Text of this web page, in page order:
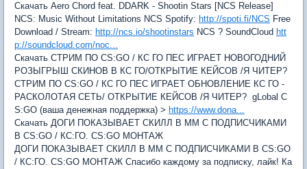
Скачать Aero Chord feat. DDARK - Shootin Stars [NCS Release]
NCS: Music Without Limitations NCS Spotify: http://spoti.fi/NCS Free
Download / Stream: http://ncs.io/shootinstars NCS ? SoundCloud htt
p://soundcloud.com/noc...
Скачать СТРИМ ПО CS:GO / КС ГО ПЕС ИГРАЕТ НОВОГОДНИЙ
РОЗЫГРЫШ СКИНОВ В КС ГО/ОТКРЫТИЕ КЕЙСОВ /Я ЧИТЕР?
СТРИМ ПО CS:GO / КС ГО ПЕС ИГРАЕТ ОБНОВЛЕНИЕ КС ГО -
РАСКОЛОТАЯ СЕТЬ/ ОТКРЫТИЕ КЕЙСОВ /Я ЧИТЕР? gLobal C
S:GO (ваша денежная поддержка) > https://www.dona...
Скачать ДОГИ ПОКАЗЫВАЕТ СКИЛЛ В ММ С ПОДПИСЧИКАМИ
В CS:GO / КС:ГО. CS:GO МОНТАЖ
ДОГИ ПОКАЗЫВАЕТ СКИЛЛ В ММ С ПОДПИСЧИКАМИ В CS:GO
/ КС:ГО. CS:GO МОНТАЖ Спасибо каждому за подписку, лайк! Ка